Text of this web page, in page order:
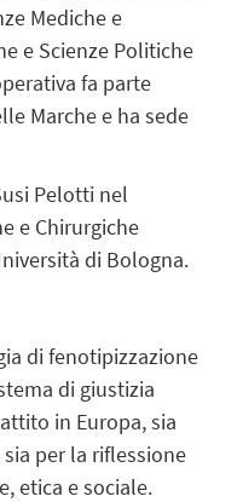
Mediche e
e Scienze Politiche
fa parte
Marche e ha sede
Pelotti nel
e Chirurgiche
di Bologna.
di fenotipizzazione
di giustizia
in Europa, sia
per la riflessione
etica e sociale.